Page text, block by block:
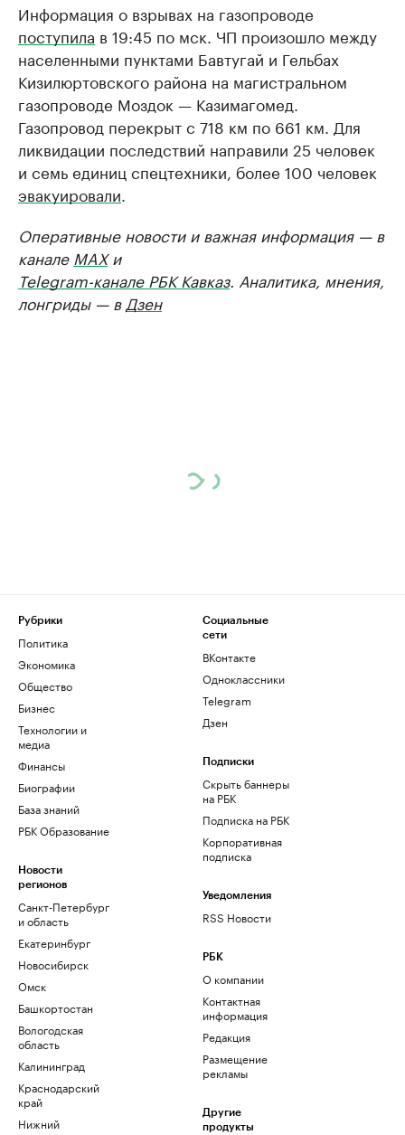
Информация о взрывах на газопроводе
поступила в 19:45 по мск. ЧП произошло между
населенными пунктами Бавтугай и Гельбах
Кизилюртовского района на магистральном
газопроводе Моздок — Казимагомед.
Газопровод перекрыт с 718 км по 661 км. Для
ликвидации последствий направили 25 человек
и семь единиц спецтехники, более 100 человек
эвакуировали
Оперативные новости и важная информация — в
канале MAXи
Telegram-канале РБК Кавказ. Аналитика, мнения,
лонгриды — в Дзен
Рубрики
Политика
Экономика
Общество
Бизнес
Технологии и
медиа
Финансы
Биографии
База знаний
РБК Образование
Новости
регионов
Санкт-Петербург
и область
Екатеринбург
Новосибирск
Омск
Башкортостан
Вологодская
область
Калининград
Краснодарский
край
Нижний
Социальные
сети
ВКонтакте
Одноклассники
Telegram
Дзен
Подписки
Скрыть баннеры
на РБК
Подписка на РБК
Корпоративная
подписка
Уведомления
RSS Новости
РБК
О компании
Контактная
информация
Редакция
Размещение
рекламы
Другие
продукты